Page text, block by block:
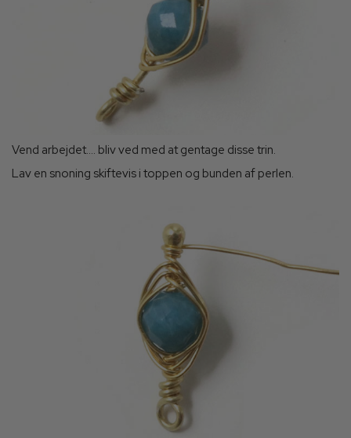
Vend arbejdet.... bliv ved med at gentage disse trin.
Lav en snoning skiftevis i toppen og bunden af perlen.